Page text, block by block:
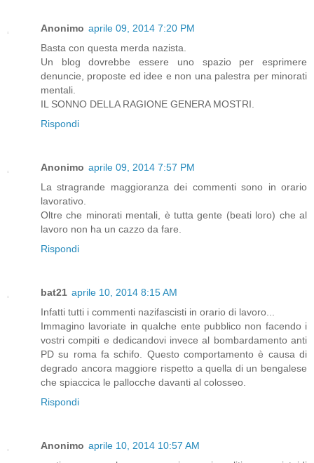
Anonimo aprile 09, 2014 7:20 PM
Basta con questa merda nazista.
Un blog dovrebbe essere uno spazio per esprimere
denuncie, proposte ed idee e non una palestra per minorati
mentali.
IL SONNO DELLA RAGIONE GENERA MOSTRI.
Rispondi
Anonimo aprile 09, 2014 7:57 PM
La stragrande maggioranza dei commenti sono in orario
lavorativo.
Oltre che minorati mentali, è tutta gente (beati loro) che al
lavoro non ha un cazzo da fare.
Rispondi
bat21 aprile 10, 2014 8:15 AM
Infatti tutti i commenti nazifascisti in orario di lavoro...
Immagino lavoriate in qualche ente pubblico non facendo i
vostri compiti e dedicandovi invece al bombardamento anti
PD su roma fa schifo. Questo comportamento è causa di
degrado ancora maggiore rispetto a quella di un bengalese
che spiaccica le pallocche davanti al colosseo.
Rispondi
Anonimo aprile 10, 2014 10:57 AM